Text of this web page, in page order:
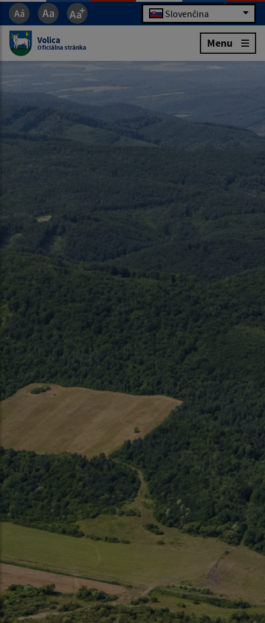
Slovenčina
Volica
Oficiálna stránka Menu